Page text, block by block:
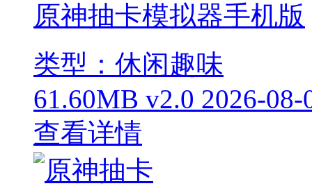
原神抽卡模拟器手机版
类型：休闲趣味
61.60MB v2.0 2026-08-
查看详情